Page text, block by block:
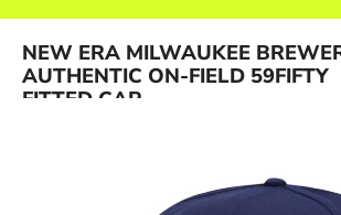
NEW ERA MILWAUKEE
AUTHENTIC ON-FIELD 59FIFTY
FITTED CAP